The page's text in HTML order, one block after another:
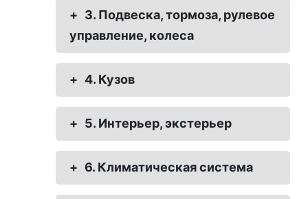
+ 3. Подвеска, тормоза, рулевое
управление, колеса
+ 4. Кузов
+ 5. Интерьер, экстерьер
+ 6. Климатическая система